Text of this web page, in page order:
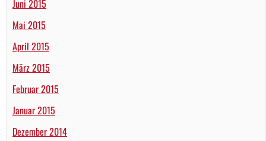
Juni 2015
Mai 2015
April 2015
März 2015
Februar 2015
Januar 2015
Dezember 2014